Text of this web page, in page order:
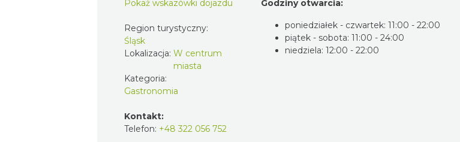
Pokaż wskazówki dojazdu
Region turystyczny:
Śląsk
Lokalizacja: W centrum
miasta
Kategoria:
Gastronomia
Kontakt:
Telefon: +48 322 056 752
Godziny otwarcia:
poniedziałek - czwartek: 11:00 - 22:00
piątek - sobota: 11:00 - 24:00
niedziela: 12:00 - 22:00